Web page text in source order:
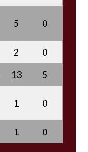
5 0
2
0
13
5
1 0
1 0